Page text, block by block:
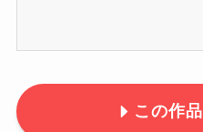
この作